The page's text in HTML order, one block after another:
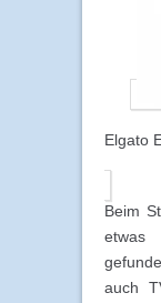
Elgato
Beim
auch